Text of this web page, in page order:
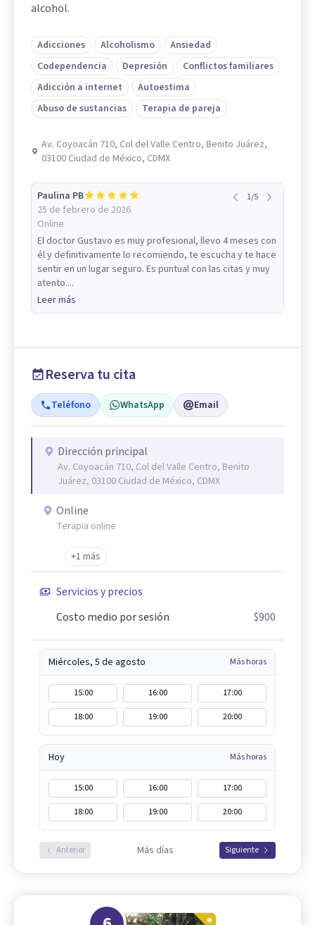
alcohol.
Adicciones Alcoholismo
Ansiedad
Codependencia
Depresión
Conflictos familiares
Adicción a internet
Autoestima
Abuso de sustancias
Terapia de pareja
Av. Coyoacán 710, Col del Valle Centro, Benito Juárez,
03100 Ciudad de México, CDMX
Paulina PB
25 de febrero de 2026
Online
1/5
El doctor Gustavo es muy profesional, llevo 4 meses con
él y definitivamente lo recomiendo, te escucha y te hace
sentir en un lugar seguro. Es puntual con las citas y muy
atento....
Leer más
Reserva tu cita
Teléfono WhatsApp Email
Dirección principal
Av. Coyoacán 710, Col del Valle Centro, Benito
Juárez, 03100 Ciudad de México, CDMX
Online
Terapia online
+1 más
Servicios y precios
Costo medio por sesión
$900
Miércoles, 5 de agosto Más horas
15:00 16:00
17:00
18:00
19:00 20:00
Hoy Más horas
15:00 16:00
17:00
18:00
19:00 20:00
Anterior Más días Siguiente